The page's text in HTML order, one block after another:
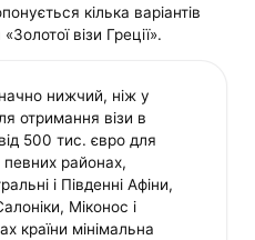
кілька варіантів
візи Греції».
нижчий, ніж у
отримання візи в
від 500 тис. євро для
районах,
і Південні Афіни,
Міконос і
країни мінімальна